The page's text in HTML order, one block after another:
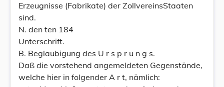
Erzeugnisse (Fabrikate) der ZollvereinsStaaten
sind.
N. den ten 184
Unterschrift.
B. Beglaubigung des U r s p r u n g s.
Daß die vorstehend angemeldeten Gegenstände,
welche hier in folgender A r t, nämlich: